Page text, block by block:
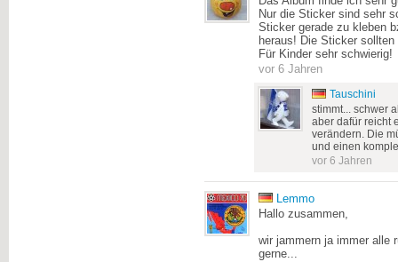
Nur die Sticker sind sehr
Sticker gerade zu kleben
heraus! Die Sticker
Für Kinder sehr schwierig!
vor 6 Jahren
Tauschini
stimmt... schwer
aber dafür reicht
verändern. Die
und einen
vor 6 Jahren
Lemmo
Hallo zusammen,
wir jammern ja immer alle
gerne...